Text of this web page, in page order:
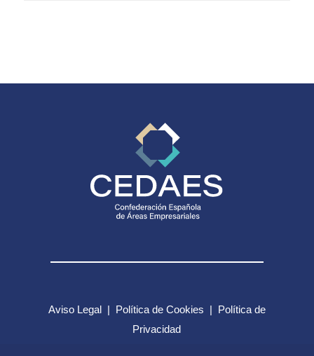
Aviso Legal| Política de Cookies | Política de
Privacidad